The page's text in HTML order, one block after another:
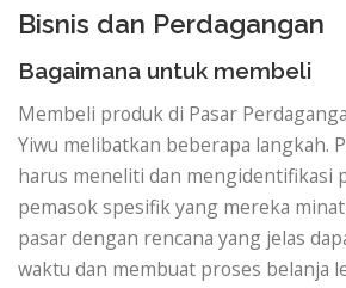
Bisnis dan Perdagangan
Bagaimana untuk membeli
Membeli produk di Pasar
Yiwu melibatkan beberapa langkah.
harus meneliti dan mengidentifikasi
pemasok spesifik yang mereka
pasar dengan rencana yang jelas
waktu dan membuat proses belanja